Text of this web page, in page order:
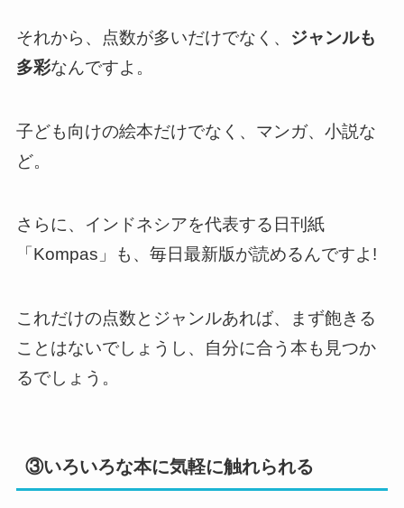
それから、点数が多いだけでなく、 ジャンルも
多彩なんですよ。
子ども向けの絵本だけでなく、マンガ、小説な
ど。
さらに、インドネシアを代表する日刊紙
「Kompas」も、毎日最新版が読めるんですよ!
これだけの点数とジャンルあれば、まず飽きる
ことはないでしょうし、自分に合う本も見つか
るでしょう。
③いろいろな本に気軽に触れられる